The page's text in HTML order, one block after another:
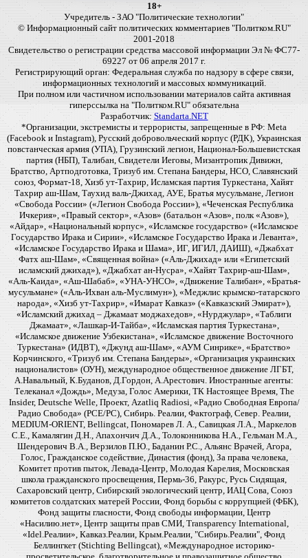
18+
Учредитель - ЗАО "Политические технологии"
© Информационный сайт политических комментариев "Политком.RU"
2001-2018
Свидетельство о регистрации средства массовой информации Эл № ФС77-
69227 от 06 апреля 2017 г.
Регистрирующий орган: Федеральная служба по надзору в сфере связи,
информационных технологий и массовых коммуникаций.
При полном или частичном использовании материалов сайта активная
гиперссылка на "Политком.RU" обязательна
Разработчик: Standarta.NET
*Организации, экстремисты и террористы, запрещенные в РФ: Meta
(Facebook и Instagram), Русский добровольческий корпус (РДК), Украинская
повстанческая армия (УПА), Грузинский легион, Национал-Большевистская
партия (НБП), Талибан, Свидетели Иеговы, Мизантропик Дивижн,
Братство, Артподготовка, Тризуб им. Степана Бандеры, НСО, Славянский
союз, Формат-18, Хизб ут-Тахрир, Исламская партия Туркестана, Хайят
Тахрир аш-Шам, Таухид валь-Джихад, АУЕ, Братья мусульмане, Легион
«Свобода России» («Легион Свобода России»), «Чеченская Республика
Ичкерия», «Правый сектор», «Азов» (батальон «Азов», полк «Азов»),
«Айдар», «Национальный корпус», «Исламское государство» («Исламское
Государство Ирака и Сирии», «Исламское Государство Ирака и Леванта»,
«Исламское Государство Ирака и Шама», ИГ, ИГИЛ, ДАИШ), «Джабхат
Фатх аш-Шам», «Священная война» («Аль-Джихад» или «Египетский
исламский джихад»), «Джабхат ан-Нусра», «Хайят Тахрир-аш-Шам»,
«Аль-Каида», «Аш-Шабаб», «УНА-УНСО», «Движение Талибан», «Братья-
мусульмане» («Аль-Ихван аль-Муслимун»), «Меджлис крымско-татарского
народа», «Хизб ут-Тахрир», «Имарат Кавказ» («Кавказский Эмират»),
«Исламский джихад – Джамаат моджахедов», «Нурджулар», «Таблиги
Джамаат», «Лашкар-И-Тайба», «Исламская партия Туркестана»,
«Исламское движение Узбекистана», «Исламское движение Восточного
Туркестана» (ИДВТ), «Джунд аш-Шам», «АУМ Синрике», «Братство»
Корчинского, «Тризуб им. Степана Бандеры», «Организация украинских
националистов» (ОУН), международное общественное движение ЛГБТ,
А.Навальный, К.Буданов, Д.Гордон, А.Арестович. Иностранные агенты:
Телеканал «Дождь», Медуза, Голос Америки, ТК Настоящее Время, The
Insider, Deutsche Welle, Проект, Azatliq Radiosi, «Радио Свободная Европа/
Радио Свобода» (PCE/PC), Сибирь. Реалии, Фактограф, Север. Реалии,
MEDIUM-ORIENT, Bellingcat, Пономарев Л. А., Савицкая Л.А., Маркелов
С.Е., Камалягин Д.Н., Апахончич Д.А., Толоконникова Н.А., Гельман М.А.,
Шендерович В.А., Верзилов П.Ю., Баданин Р.С., Альянс Врачей, Агора,
Голос, Гражданское содействие, Династия (фонд), За права человека,
Комитет против пыток, Левада-Центр, Молодая Карелия, Московская
школа гражданского просвещения, Пермь-36, Ракурс, Русь Сидящая,
Сахаровский центр, Сибирский экологический центр, ИАЦ Сова, Союз
комитетов солдатских матерей России, Фонд борьбы с коррупцией (ФБК),
Фонд защиты гласности, Фонд свободы информации, Центр
«Насилию.нет», Центр защиты прав СМИ, Transparency International,
«Idel.Реалии», Кавказ.Реалии, Крым.Реалии, "Сибирь.Реалии", Фонд
Беллингкет (Stichting Bellingcat), «Международное историко-